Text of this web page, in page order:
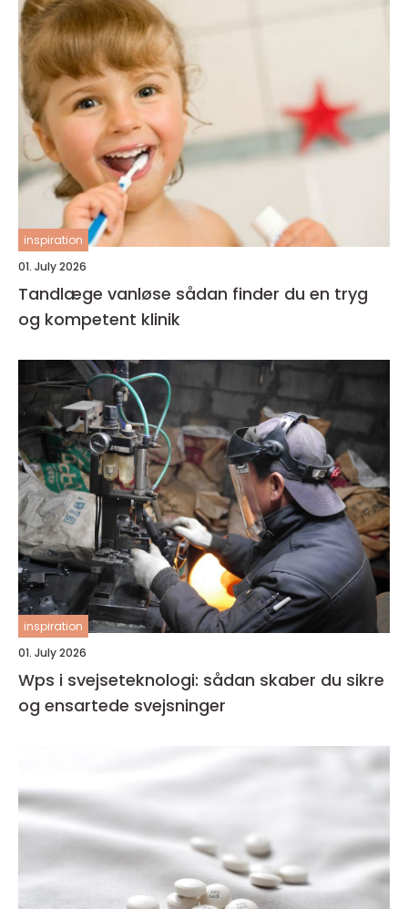
inspiration
01. July 2026
Tandlæge vanløse sådan finder du en tryg
og kompetent klinik
inspiration
01. July 2026
Wps i svejseteknologi: sådan skaber du sikre
og ensartede svejsninger